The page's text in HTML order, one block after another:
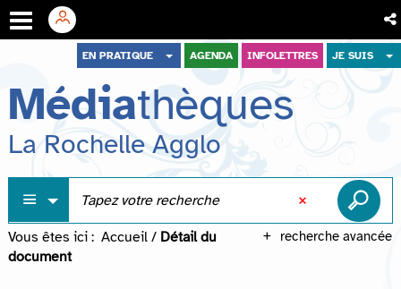
menu
contenu
recherche
EN PRATIQUE AGENDA INFOLETTRES JE SUIS
Médiathèques
La Rochelle Agglo
recherche avancée
Vous êtes ici : Accueil / Détail du
document